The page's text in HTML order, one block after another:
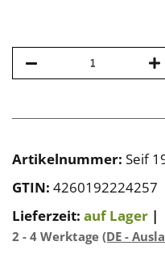
Artikelnummer: Seif
GTIN: 4260192224257
Lieferzeit: auf Lager |
2 - 4 Werktage (DE -